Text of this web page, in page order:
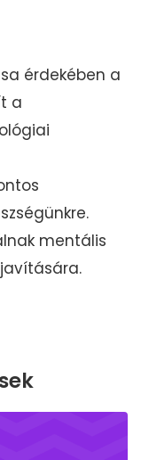
érdekében a
a
mentális